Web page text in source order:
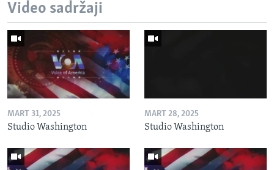
Video sadržaji
MART 31, 2025
Studio Washington
MART 28, 2025
Studio Washington